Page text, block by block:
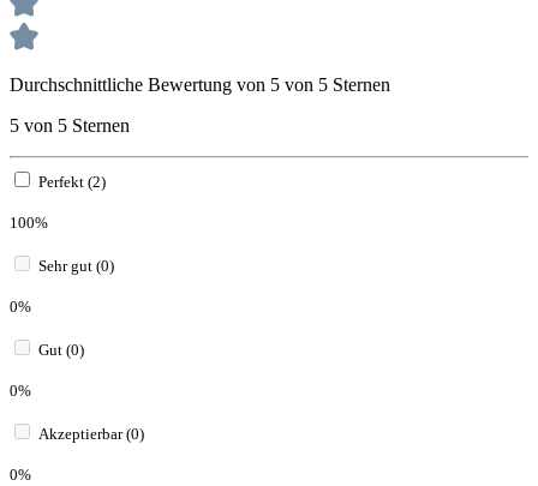
Durchschnittliche Bewertung von 5 von 5 Sternen
5 von 5 Sternen
Perfekt (2)
100%
Sehr gut (0)
0%
Gut (0)
0%
Akzeptierbar (0)
0%